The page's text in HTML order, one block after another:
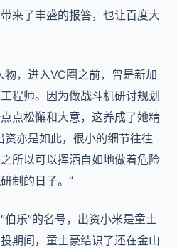
来了丰盛的报答，也让百度大
，进入VC圈之前，曾是新加
程师。因为做战斗机研讨规划
点松懈和大意，这养成了她精
资亦是如此，很小的细节往往
所以可以挥洒自如地做着危险
制的日子。”
乐”的名号，出资小米是童士
期间，童士豪结识了还在金山